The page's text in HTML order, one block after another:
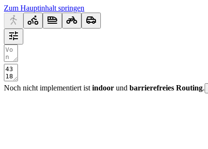
Zum Hauptinhalt springen
Noch nicht implementiert ist indoor und barrierefreies Routing.